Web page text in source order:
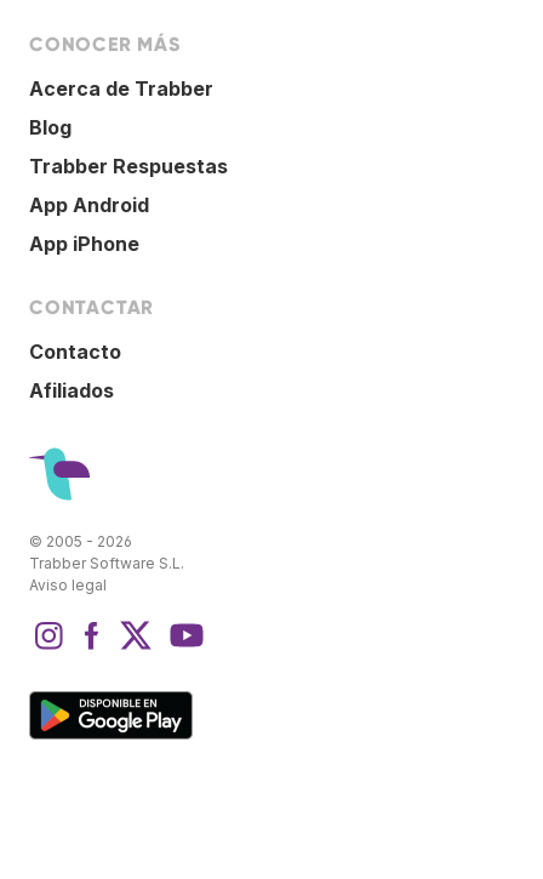
CONOCER MÁS
Acerca de Trabber
Blog
Trabber Respuestas
App Android
App iPhone
CONTACTAR
Contacto
Afiliados
© 2005 - 2026
Trabber Software S.L.
Aviso legal